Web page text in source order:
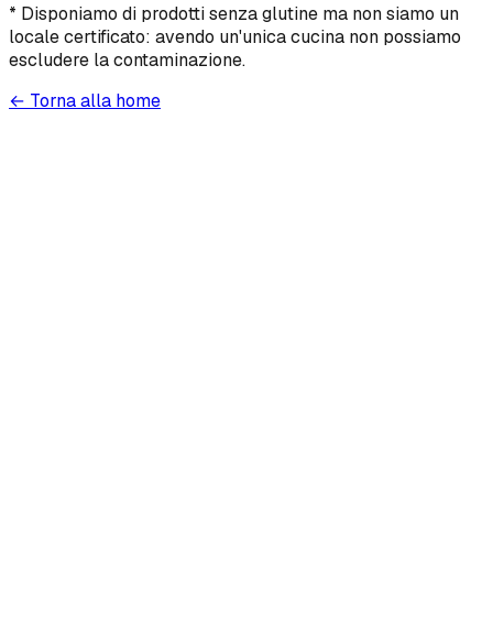
* Disponiamo di prodotti senza glutine ma non siamo un
locale certificato: avendo un'unica cucina non possiamo
escludere la contaminazione.
← Torna alla home